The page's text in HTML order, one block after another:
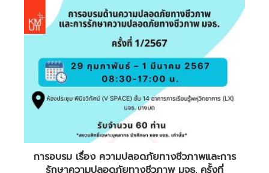
การอบรม เรื่อง ความปลอดภัยทางชีวภาพและการ